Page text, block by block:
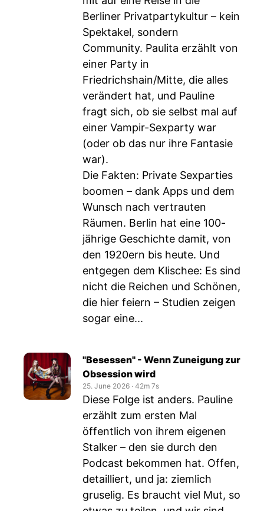
Berliner Privatpartykultur – kein
Spektakel, sondern
Community. Paulita erzählt von
einer Party in
Friedrichshain/Mitte, die alles
verändert hat, und Pauline
fragt sich, ob sie selbst mal auf
einer Vampir-Sexparty war
(oder ob das nur ihre Fantasie
war).
Die Fakten: Private Sexparties
boomen – dank Apps und dem
Wunsch nach vertrauten
Räumen. Berlin hat eine 100-
jährige Geschichte damit, von
den 1920ern bis heute. Und
entgegen dem Klischee: Es sind
nicht die Reichen und Schönen,
die hier feiern – Studien zeigen
sogar eine...
"Besessen" - Wenn Zuneigung zur
Obsession wird
25. June 2026 ‧ 42m 7s
Diese Folge ist anders. Pauline
erzählt zum ersten Mal
öffentlich von ihrem eigenen
Stalker – den sie durch den
Podcast bekommen hat. Offen,
detailliert, und ja: ziemlich
gruselig. Es braucht viel Mut, so